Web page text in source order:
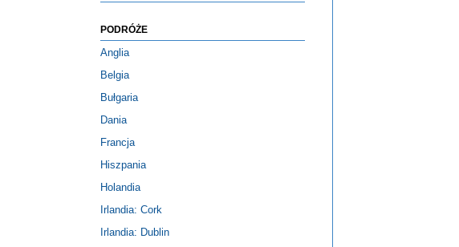
PODRÓŻE
Anglia
Belgia
Bułgaria
Dania
Francja
Hiszpania
Holandia
Irlandia: Cork
Irlandia: Dublin